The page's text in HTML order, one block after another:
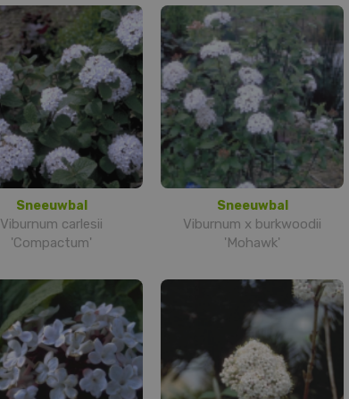
Sneeuwbal
Viburnum carlesii
'Compactum'
Sneeuwbal
Viburnum x burkwoodii
'Mohawk'